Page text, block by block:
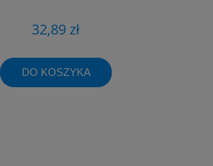
32,89 zł
DO KOSZYKA